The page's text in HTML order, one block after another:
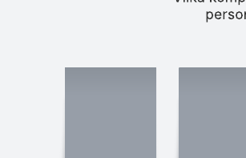
SCAMPER-ramverket. SCAMPER står för